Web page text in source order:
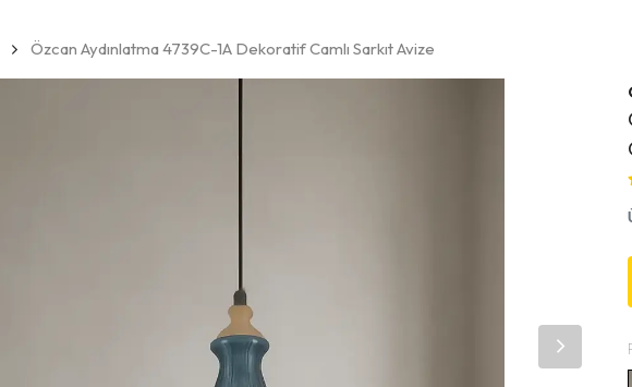
Özcan Aydınlatma 4739C-1A Dekoratif Camlı Sarkıt Avize